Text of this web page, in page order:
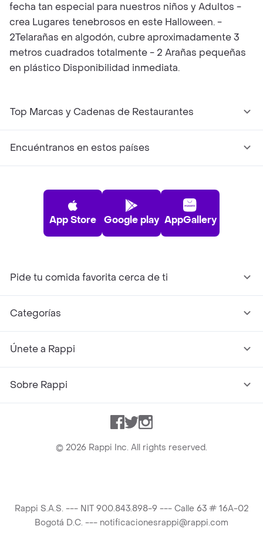
fecha tan especial para nuestros niños y Adultos -
crea Lugares tenebrosos en este Halloween. -
2Telarañas en algodón, cubre aproximadamente 3
metros cuadrados totalmente - 2 Arañas pequeñas
en plástico Disponibilidad inmediata.
Top Marcas y Cadenas de Restaurantes
Encuéntranos en estos países
App Store Google play AppGallery
Pide tu comida favorita cerca de ti
Categorías
Únete a Rappi
Sobre Rappi
Facebook
TwitterInstagram
© 2026 Rappi Inc. All rights reserved.
Rappi S.A.S. --- NIT 900.843.898-9 --- Calle 63 # 16A-02
Bogotá D.C. --- notificacionesrappi@rappi.com